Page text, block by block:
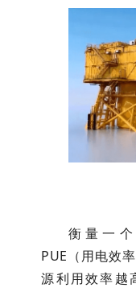
衡量一
PUE（用电效
源利用效率越